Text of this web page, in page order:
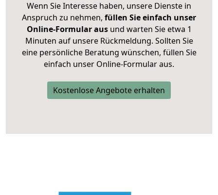
Wenn Sie Interesse haben, unsere Dienste in
Anspruch zu nehmen, füllen Sie einfach unser
Online-Formular ausund warten Sie etwa 1
Minuten auf unsere Rückmeldung. Sollten Sie
eine persönliche Beratung wünschen, füllen Sie
einfach unser Online-Formular aus.
Kostenlose Angebote erhalten